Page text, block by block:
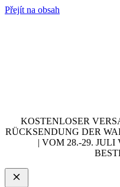
Přejít na obsah
KOSTENLOSER
RÜCKSENDUNG DER
| VOM 28.-29.